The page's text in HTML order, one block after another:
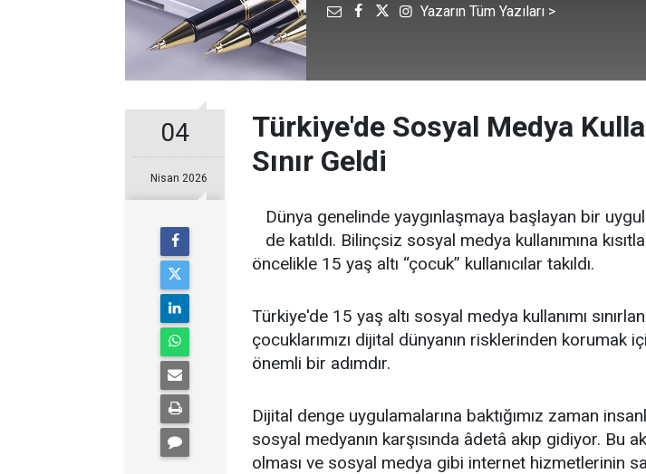
Yazarın Tüm Yazıları >
04
Nisan 2026
Türkiye'de Sosyal Medya
Sınır Geldi
Dünya genelinde yaygınlaşmaya başlayan bir
de katıldı. Bilinçsiz sosyal medya kullanımına
öncelikle 15 yaş altı “çocuk” kullanıcılar takıldı.
Türkiye'de 15 yaş altı sosyal medya kullanımı
çocuklarımızı dijital dünyanın risklerinden korumak
önemli bir adımdır.
Dijital denge uygulamalarına baktığımız zaman
sosyal medyanın karşısında âdetâ akıp gidiyor. Bu
olması ve sosyal medya gibi internet hizmetlerinin